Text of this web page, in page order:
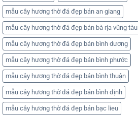
mẫu cây hương thờ đá đẹp bán an giang
mẫu cây hương thờ đá đẹp bán bà rịa vũng tàu
mẫu cây hương thờ đá đẹp bán bình dương
mẫu cây hương thờ đá đẹp bán bình phước
mẫu cây hương thờ đá đẹp bán bình thuận
mẫu cây hương thờ đá đẹp bán bình định
mẫu cây hương thờ đá đẹp bán bạc lieu